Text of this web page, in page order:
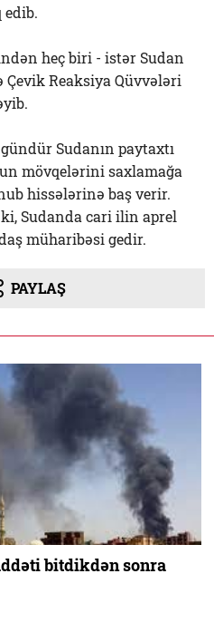
heç biri - istər Sudan
Reaksiya Qüvvələri
Sudanın paytaxtı
mövqelərini saxlamağa
hissələrinə baş verir.
Sudanda cari ilin aprel
müharibəsi gedir.
PAYLAŞ
bitdikdən sonra